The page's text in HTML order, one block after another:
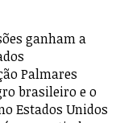
ganham a
Palmares
brasileiro e o
Estados Unidos